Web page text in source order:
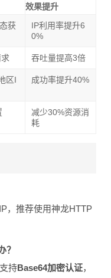
效果提升
获
IP利用率提升6
0%
吞吐量提高3倍
区I
成功率提升40%
减少30%资源消
耗
，推荐使用神龙HTTP
？
持Base64加密认证，